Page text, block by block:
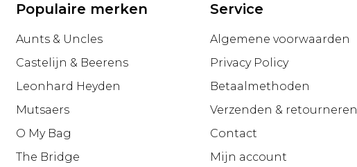
Populaire merken
Aunts & Uncles
Castelijn & Beerens
Leonhard Heyden
Mutsaers
O My Bag
The Bridge
Service
Algemene voorwaarden
Privacy Policy
Betaalmethoden
Verzenden & retourneren
Contact
Mijn account